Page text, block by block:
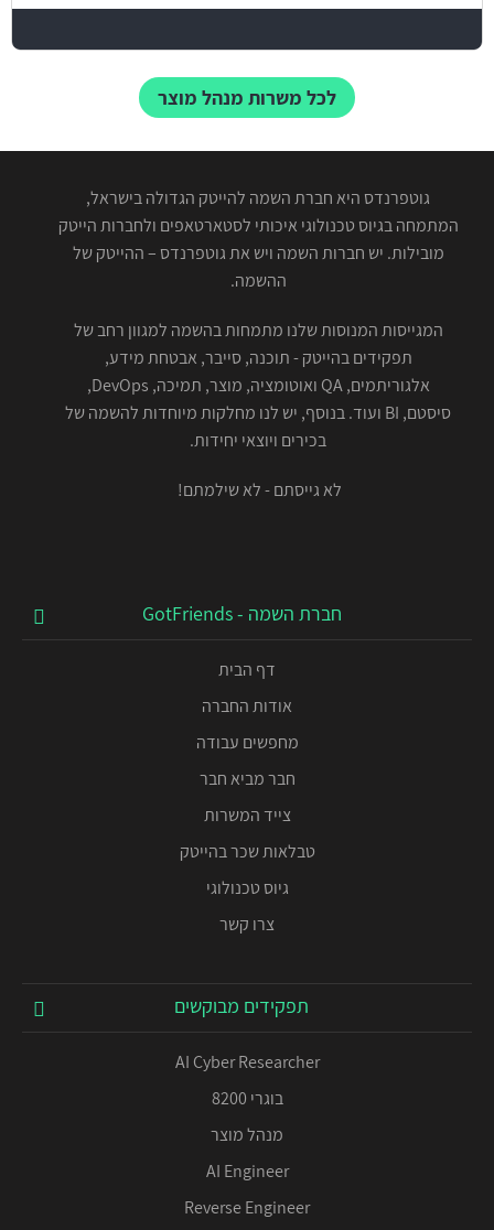
לכל משרות מנהל מוצר
גוטפרנדס היא חברת השמה להייטק הגדולה בישראל,
המתמחה בגיוס טכנולוגי איכותי לסטארטאפים ולחברות הייטק
מובילות. יש חברות השמה ויש את גוטפרנדס – ההייטק של
ההשמה.
המגייסות המנוסות שלנו מתמחות בהשמה למגוון רחב של
תפקידים בהייטק - תוכנה, סייבר, אבטחת מידע,
אלגוריתמים, QA ואוטומציה, מוצר, תמיכה, DevOps,
סיסטם, BI ועוד. בנוסף, יש לנו מחלקות מיוחדות להשמה של
בכירים ויוצאי יחידות.
לא גייסתם - לא שילמתם!
חברת השמה - GotFriends
דף הבית
אודות החברה
מחפשים עבודה
חבר מביא חבר
צייד המשרות
טבלאות שכר בהייטק
גיוס טכנולוגי
צרו קשר
תפקידים מבוקשים
AI Cyber Researcher
בוגרי 8200
מנהל מוצר
AI Engineer
Reverse Engineer